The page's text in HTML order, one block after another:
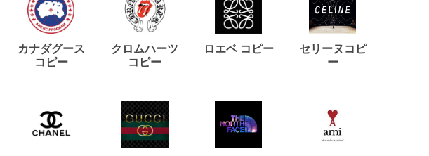
カナダグース
コピー
クロムハーツ
コピー
ロエベ コピー
セリーヌコピ
ー